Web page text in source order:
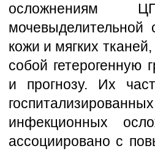
осложнениям
кожи и мягких
собой гетерогенную
и прогнозу. Их
инфекционных
ассоциировано с